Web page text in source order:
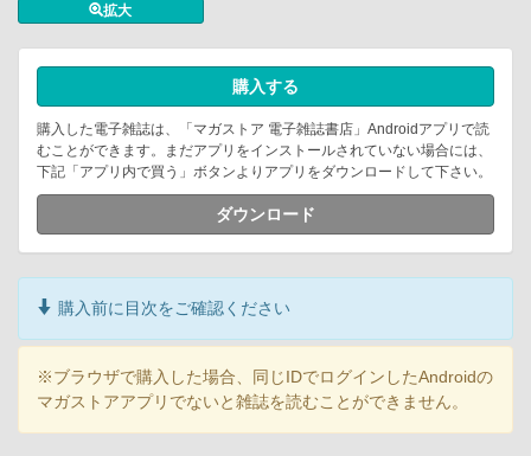
拡大
購入する
購入した電子雑誌は、「マガストア 電子雑誌書店」Androidアプリで読
むことができます。まだアプリをインストールされていない場合には、
下記「アプリ内で買う」ボタンよりアプリをダウンロードして下さい。
ダウンロード
購入前に目次をご確認ください
※ブラウザで購入した場合、同じIDでログインしたAndroidの
マガストアアプリでないと雑誌を読むことができません。